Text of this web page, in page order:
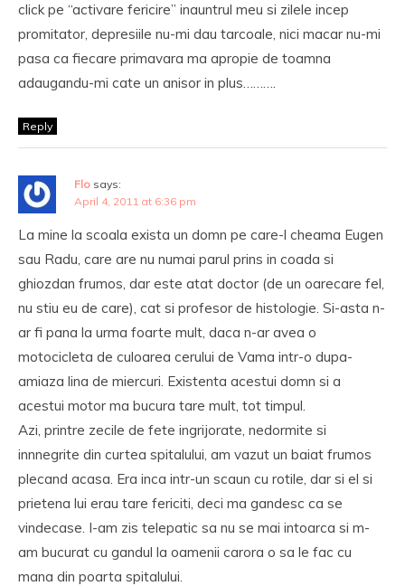
click pe “activare fericire” inauntrul meu si zilele incep
promitator, depresiile nu-mi dau tarcoale, nici macar nu-mi
pasa ca fiecare primavara ma apropie de toamna
adaugandu-mi cate un anisor in plus……….
Reply
Flo says:
April 4, 2011 at 6:36 pm
La mine la scoala exista un domn pe care-l cheama Eugen
sau Radu, care are nu numai parul prins in coada si
ghiozdan frumos, dar este atat doctor (de un oarecare fel,
nu stiu eu de care), cat si profesor de histologie. Si-asta n-
ar fi pana la urma foarte mult, daca n-ar avea o
motocicleta de culoarea cerului de Vama intr-o dupa-
amiaza lina de miercuri. Existenta acestui domn si a
acestui motor ma bucura tare mult, tot timpul.
Azi, printre zecile de fete ingrijorate, nedormite si
innnegrite din curtea spitalului, am vazut un baiat frumos
plecand acasa. Era inca intr-un scaun cu rotile, dar si el si
prietena lui erau tare fericiti, deci ma gandesc ca se
vindecase. I-am zis telepatic sa nu se mai intoarca si m-
am bucurat cu gandul la oamenii carora o sa le fac cu
mana din poarta spitalului.